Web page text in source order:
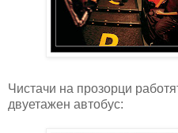
Чистачи на прозорци
двуетажен автобус: